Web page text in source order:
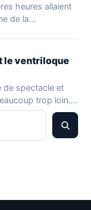
heures allaient
de la…
le ventriloque
de spectacle et
trop loin.…